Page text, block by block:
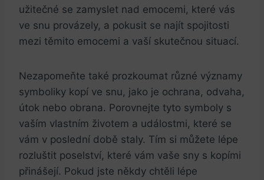
užitečné se zamyslet nad emocemi, které vás
ve snu provázely, a pokusit se najít spojitosti
mezi těmito emocemi a vaší skutečnou situací.
Nezapomeňte také prozkoumat různé významy
symboliky kopí ve snu, jako je ochrana, odvaha,
útok nebo obrana. Porovnejte tyto symboly s
vaším vlastním životem a událostmi, které se
vám v poslední době staly. Tím si můžete lépe
rozluštit poselství, které vám vaše sny s kopími
přinášejí. Pokud jste někdy chtěli lépe